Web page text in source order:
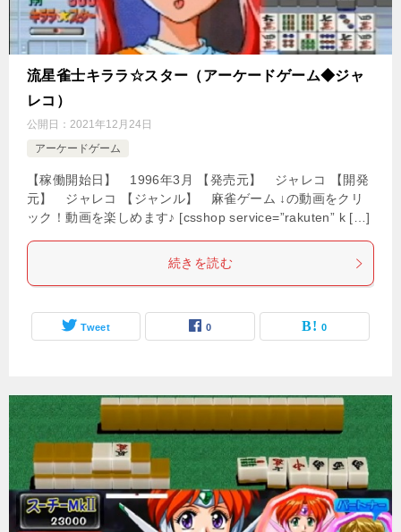
流星雀士キララ☆スター（アーケードゲーム◆ジャ
レコ）
公開日： 2021年12月24日
アーケードゲーム
【稼働開始日】 1996年3月 【発売元】 ジャレコ 【開発
元】 ジャレコ 【ジャンル】 麻雀ゲーム ↓の動画をクリ
ック！動画を楽しめます♪ [csshop service=”rakuten” k […]
続きを読む
Tweet 0 0